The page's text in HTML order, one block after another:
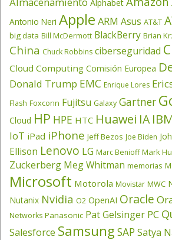
Alphabet
Antonio Neri Apple ARM Asus AT&T
big data Bill McDermott BlackBerry Brian
China Chuck Robbins ciberseguridad
Cloud Computing Comisión Europea
Donald Trump EMC Enrique Lores
Flash Foxconn Fujitsu Galaxy Gartner
Cloud HP HPE HTC Huawei IA
IoT iPad iPhone Jeff Bezos Joe Biden
Ellison Lenovo LG Marc Benioff Mark
Zuckerberg Meg Whitman memorias
Microsoft Motorola Movistar MWC
Nutanix Nvidia O2 OpenAI Oracle
Networks Panasonic Pat Gelsinger PC
Salesforce Samsung SAP Satya